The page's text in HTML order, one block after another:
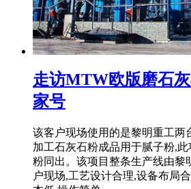
走访MTW欧版磨石
家号
该客户现场使用的是黎明重工两
加工石灰石粉成品用于腻子粉,
粉同出。该项目整条生产线由黎
户现场,工艺设计合理,设备布局